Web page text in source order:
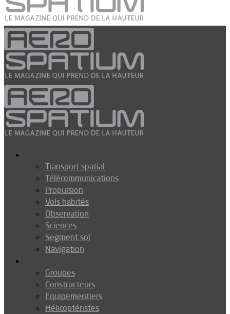
Transport spatial
Télécommunications
Propulsion
Vols habités
Observation
Sciences
Segment sol
Navigation
Groupes
Constructeurs
Equipementiers
Hélicoptéristes